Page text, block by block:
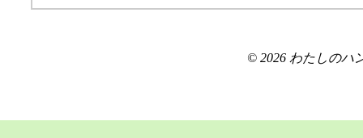
© 2026 わたしのハ